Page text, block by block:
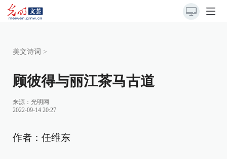
美文诗词 >
顾彼得与丽江茶马古道
来源： 光明网
2022-09-14 20:27
作者：任维东